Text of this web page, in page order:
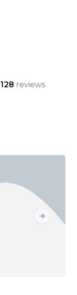
128 reviews
Next slide